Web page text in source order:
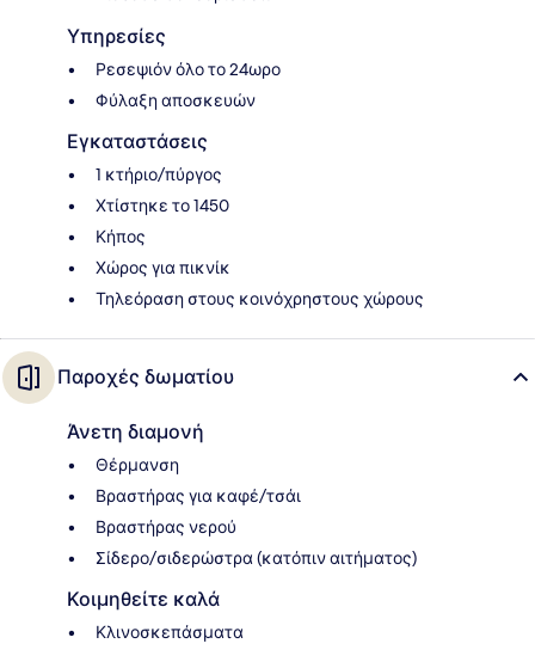
Υπηρεσίες
Ρεσεψιόν όλο το 24ωρο
Φύλαξη αποσκευών
Εγκαταστάσεις
1 κτήριο/πύργος
Χτίστηκε το 1450
Κήπος
Χώρος για πικνίκ
Τηλεόραση στους κοινόχρηστους χώρους
Παροχές δωματίου
Άνετη διαμονή
Θέρμανση
Βραστήρας για καφέ/τσάι
Βραστήρας νερού
Σίδερο/σιδερώστρα (κατόπιν αιτήματος)
Κοιμηθείτε καλά
Κλινοσκεπάσματα